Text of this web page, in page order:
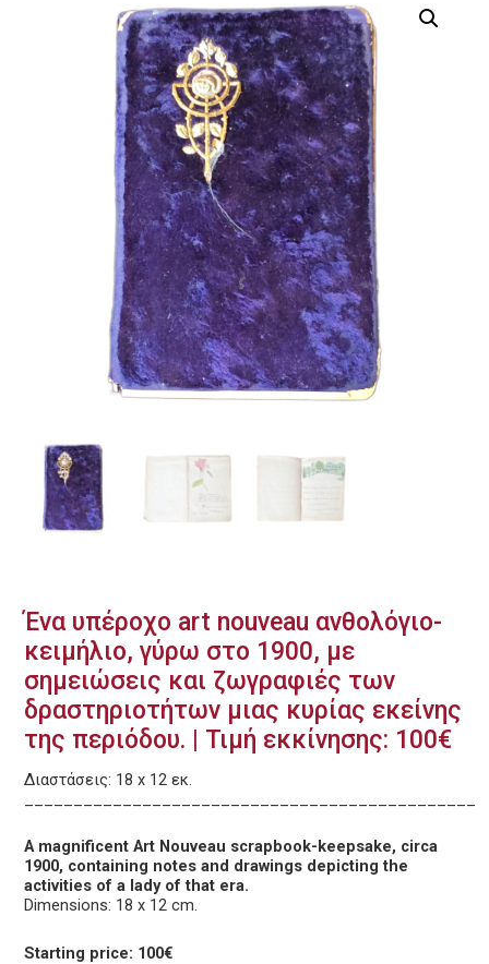
Ένα υπέροχο art nouveau ανθολόγιο-
κειμήλιο, γύρω στο 1900, με
σημειώσεις και ζωγραφιές των
δραστηριοτήτων μιας κυρίας εκείνης
της περιόδου. | Τιμή εκκίνησης: 100€
Διαστάσεις: 18 x 12 εκ.
A magnificent Art Nouveau scrapbook-keepsake, circa
1900, containing notes and drawings depicting the
activities of a lady of that era.
Dimensions: 18 x 12 cm.
Starting price: 100€